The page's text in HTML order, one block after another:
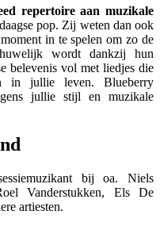
repertoire aan muzikale
pop. Zij weten dan ook
in te spelen om zo de
wordt dankzij hun
belevenis vol met liedjes die
in jullie leven. Blueberry
jullie stijl en muzikale
bij oa. Niels
Vanderstukken, Els De
artiesten.